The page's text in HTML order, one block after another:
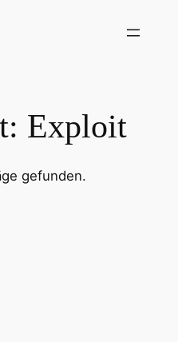
Exploit
gefunden.